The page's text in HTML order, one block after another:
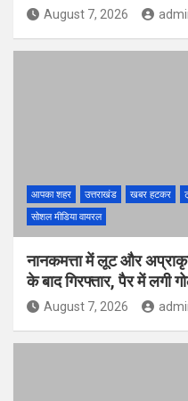
August 7, 2026
आपका शहर उत्तराखंड खबर हटकर
सोशल मीडिया वायरल
नानकमत्ता में लूट और
के बाद गिरफ्तार, पैर में लगी
August 7, 2026